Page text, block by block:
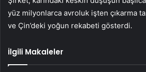
yüz milyonlarca avroluk işten çıkarma
ve Çin’deki yoğun rekabeti gösterdi.
İlgili Makaleler